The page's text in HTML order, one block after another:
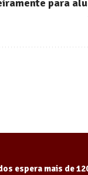
para
espera mais de